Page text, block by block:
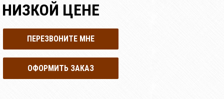
ЦЕНЕ
ПЕРЕЗВОНИТЕ МНЕ
ОФОРМИТЬ ЗАКАЗ